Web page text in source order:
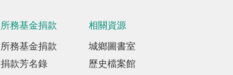
所務基金捐款
所務基金捐款
捐款芳名錄
相關資源
城鄉圖書室
歷史檔案館